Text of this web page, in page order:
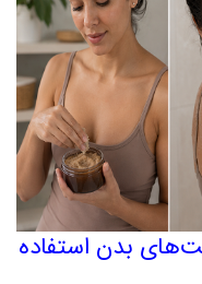
بدن استفاده